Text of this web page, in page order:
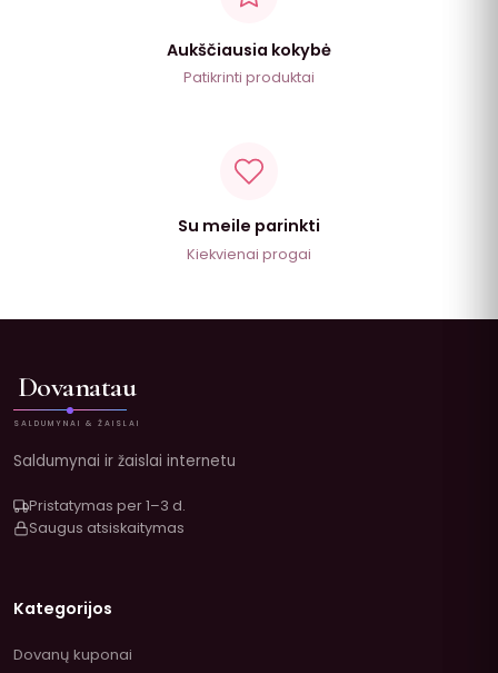
Aukščiausia kokybė
Patikrinti produktai
Su meile parinkti
Kiekvienai progai
Dovanatau
SALDUMYNAI & ŽAISLAI
Saldumynai ir žaislai internetu
Pristatymas per 1–3 d.
Saugus atsiskaitymas
Kategorijos
Dovanų kuponai